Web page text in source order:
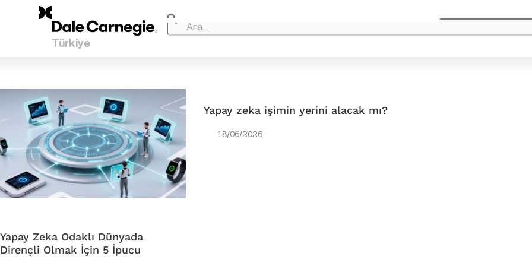
Türkiye
Yapay Zeka Odaklı Dünyada
Dirençli Olmak İçin 5 İpucu
Yapay zeka işimin yerini alacak mı?
18/06/2026